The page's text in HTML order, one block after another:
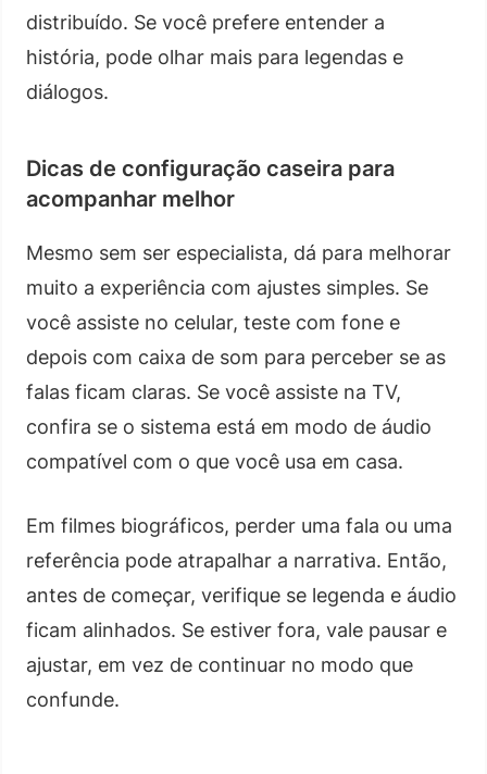
distribuído. Se você prefere entender a
história, pode olhar mais para legendas e
diálogos.
Dicas de configuração caseira para
acompanhar melhor
Mesmo sem ser especialista, dá para melhorar
muito a experiência com ajustes simples. Se
você assiste no celular, teste com fone e
depois com caixa de som para perceber se as
falas ficam claras. Se você assiste na TV,
confira se o sistema está em modo de áudio
compatível com o que você usa em casa.
Em filmes biográficos, perder uma fala ou uma
referência pode atrapalhar a narrativa. Então,
antes de começar, verifique se legenda e áudio
ficam alinhados. Se estiver fora, vale pausar e
ajustar, em vez de continuar no modo que
confunde.